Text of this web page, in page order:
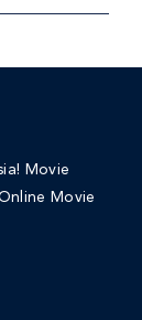
Movie
Movie